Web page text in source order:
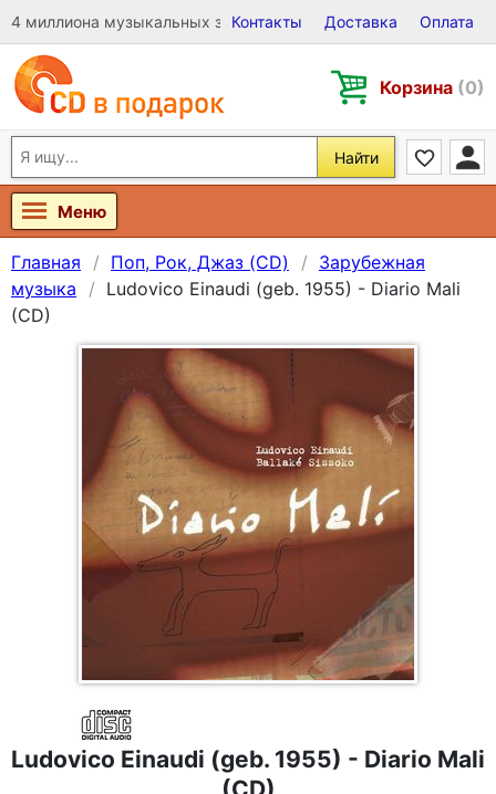
4 миллиона музыкальных записей на Виниле, CD и DVD
Контакты Доставка Оплата
Корзина (0)
Найти
Меню
Главная Поп, Рок, Джаз (CD)
Зарубежная
музыка
Ludovico Einaudi (geb. 1955) - Diario Mali
(CD)
Ludovico Einaudi (geb. 1955) - Diario Mali